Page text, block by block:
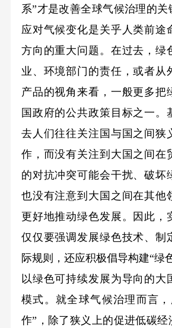
系”才是改善全球气候治理的关
应对气候变化是关乎人类前途
方向的重大问题。在过去，绿
业、环境部门的责任，或者从
产品的视角来看，一般更多把
国政府的公共政策目标之一。
去人们往往关注国与国之间狭
作，而没有关注到大国之间在
的对抗冲突可能会干扰、破坏
也没有注意到大国之间在其他
更好地推动绿色发展。因此，
仅仅要强调发展绿色技术、制
际规则，还应积极倡导构建“绿
以绿色可持续发展为导向的大
模式。就全球气候治理而言
作”，除了狭义上的促进低碳